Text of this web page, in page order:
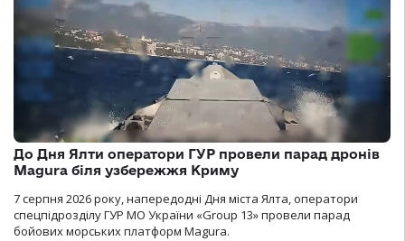
До Дня Ялти оператори ГУР провели парад дронів
Magura біля узбережжя Криму
7 серпня 2026 року, напередодні Дня міста Ялта, оператори
спецпідрозділу ГУР МО України «Group 13» провели парад
бойових морських платформ Magura.